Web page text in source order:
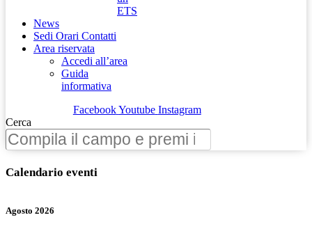
ETS
News
Sedi Orari Contatti
Area riservata
Accedi all’area
Guida
informativa
FacebookYoutube Instagram
Cerca
Calendario eventi
Agosto 2026